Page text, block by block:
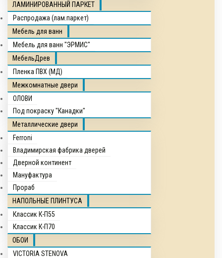
ЛАМИНИРОВАННЫЙ ПАРКЕТ
Распродажа (лам.паркет)
Мебель для ванн
Мебель для ванн "ЭРМИС"
МебельДрев
Пленка ПВХ (МД)
Межкомнатные двери
ОЛОВИ
Под покраску "Канадки"
Металлические двери
Ferroni
Владимирская фабрика дверей
Дверной континент
Мануфактура
Прораб
НАПОЛЬНЫЕ ПЛИНТУСА
Классик К-П55
Классик К-П70
ОБОИ
VICTORIA STENOVA